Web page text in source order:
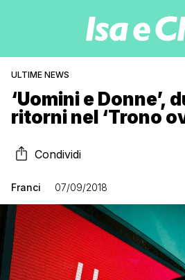
ULTIME NEWS
‘Uomini e Donne’,
ritorni nel ‘Trono
Condividi
Franci 07/09/2018